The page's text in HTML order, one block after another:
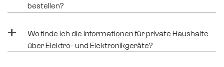
bestellen?
+
Wo finde ich die Informationen für private Haushalte
über Elektro- und Elektronikgeräte?